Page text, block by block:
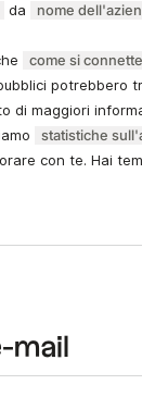
da nome
come si
potrebbero
di maggiori
statistiche
con te. Hai
mail